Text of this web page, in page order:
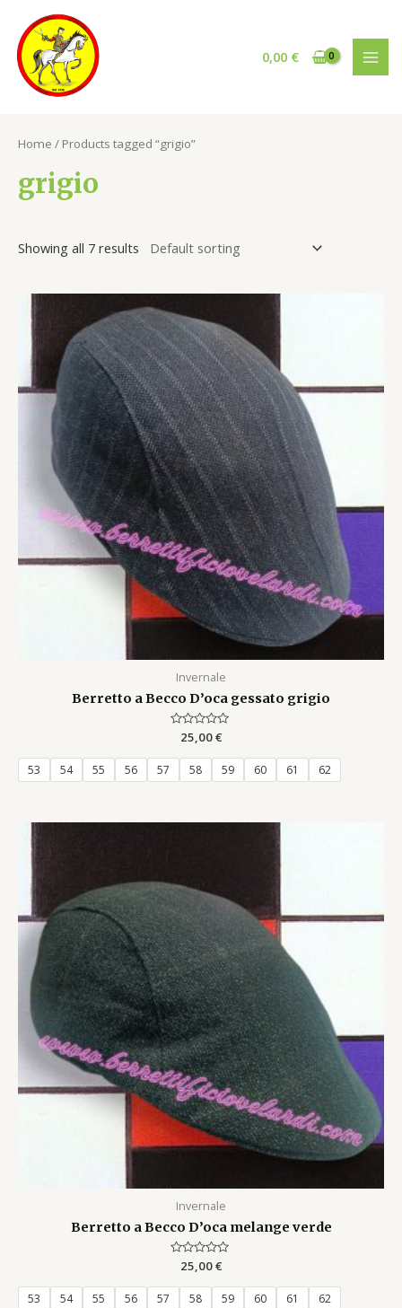
contenuto
0,00 €
Home / Products tagged “grigio”
grigio
Showing all 7 results
Invernale
Berretto a Becco D’oca gessato grigio
Rated
out
25,00€
53 54 55 56 57 58 59 60 61 62
Invernale
Berretto a Becco D’oca melange verde
Rated
out
25,00€
53 54 55 56 57 58 59 60 61 62